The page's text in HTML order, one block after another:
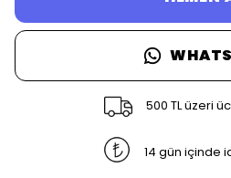
500 TL üzeri
14 gün içinde